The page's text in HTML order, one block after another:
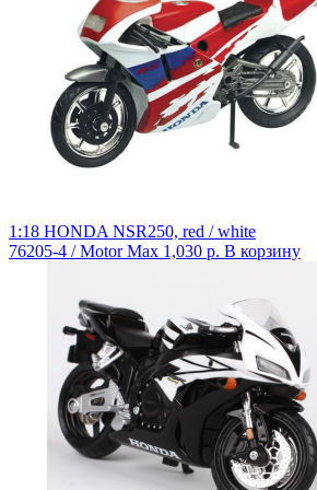
1:18 HONDA NSR250, red / white
76205-4 / Motor Max 1,030 р. В корзину